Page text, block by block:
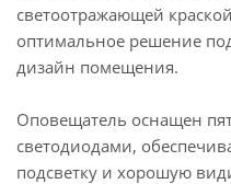
светоотражающей
оптимальное решение
дизайн помещения.
Оповещатель оснащен
светодиодами,
подсветку и хорошую